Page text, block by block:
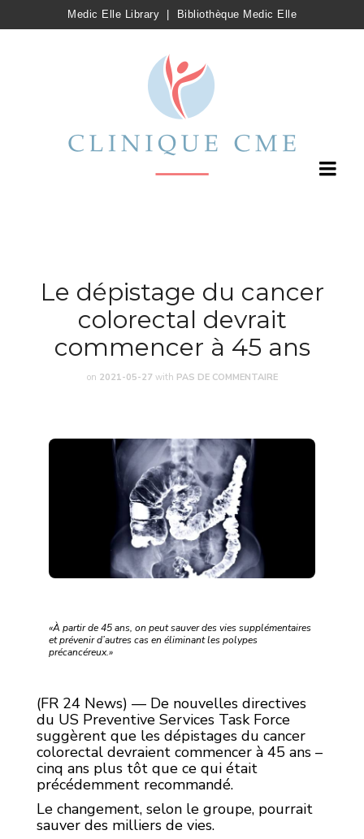
Medic Elle Library Bibliothèque Medic Elle
Le dépistage du cancer
colorectal devrait
commencer à 45 ans
on 2021-05-27 with PAS DE COMMENTAIRE
«À partir de 45 ans, on peut sauver des vies supplémentaires
et prévenir d’autres cas en éliminant les polypes
précancéreux.»
(FR 24 News) — De nouvelles directives
du US Preventive Services Task Force
suggèrent que les dépistages du cancer
colorectal devraient commencer à 45 ans –
cinq ans plus tôt que ce qui était
précédemment recommandé.
Le changement, selon le groupe, pourrait
sauver des milliers de vies.